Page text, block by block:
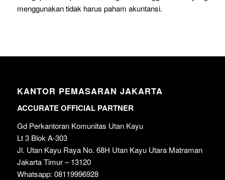
menggunakan tidak harus paham akuntansi.
KANTOR PEMASARAN JAKARTA
ACCURATE OFFICIAL PARTNER
Gd Perkantoran Komunitas Utan Kayu
Lt 3 Blok A-303
Jl. Utan Kayu Raya No. 68H Utan Kayu Utara Matraman
Jakarta Timur – 13120
Whatsapp: 08119996928